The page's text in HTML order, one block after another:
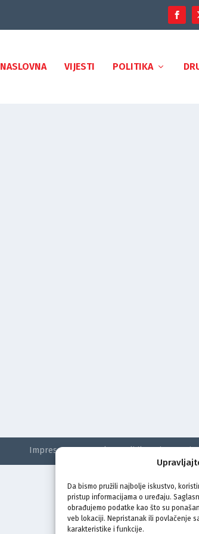
Da bismo pružili najbolje iskustvo,
pristup informacijama o uređaju.
obrađujemo podatke kao što su
veb lokaciji. Nepristanak ili povlačenje
karakteristike i funkcije.
NASLOVNA VIJESTI POLITIKA
Impressum Kontakt Politika privatnosti